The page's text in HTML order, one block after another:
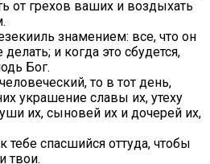
от грехов ваших и воздыхать
знамением: все, что он
и когда это сбудется,
Бог.
то в тот день,
украшение славы их, утеху
их, сыновей их и дочерей их,
тебе спасшийся оттуда, чтобы
твои.